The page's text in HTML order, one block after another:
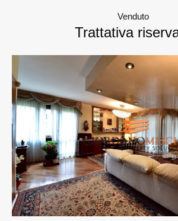
Venduto
Trattativa